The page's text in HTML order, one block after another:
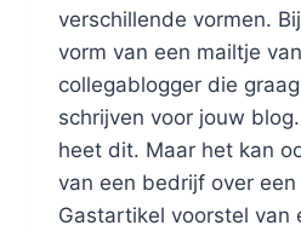
verschillende vormen.
vorm van een mailtje
collegablogger die
schrijven voor jouw
heet dit. Maar het kan
van een bedrijf over
Gastartikel voorstel van